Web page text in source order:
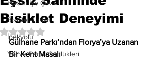
Hobini İşe Çevir
Bisiklet Turları
İpekyolu
Yol ve Pedal Günlükleri
Bisiklet Deneyimi
5 üzerinden NaN yıldız
Gülhane Parkı’ndan Florya’ya Uzanan
Bir Kent Masalı